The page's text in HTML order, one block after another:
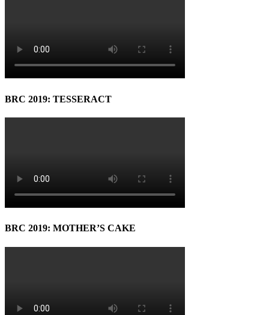
BRC 2019: TESSERACT
BRC 2019: MOTHER’S CAKE